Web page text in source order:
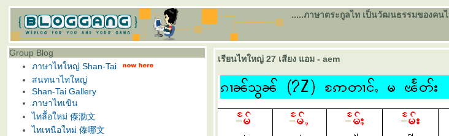
.....ภาษาตระกูลไท เป็นวัฒนธรรมของคน
Group Blog
ภาษาไทใหญ่ Shan-Tai
สนทนาไทใหญ่
Shan-Tai Gallery
ภาษาไทเขิน
ไทลื้อใหม่ 傣泐文
ไทเหนือใหม่ 傣哪文
เรียนไทใหญ่ 27 เสียง แอม - aem